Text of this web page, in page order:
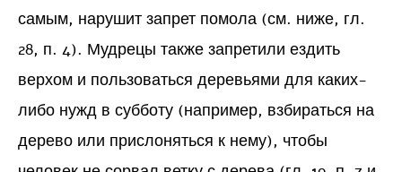
самым, нарушит запрет помола (см. ниже, гл.
28, п. 4). Мудрецы также запретили ездить
верхом и пользоваться деревьями для каких-
либо нужд в субботу (например, взбираться на
дерево или прислоняться к нему), чтобы